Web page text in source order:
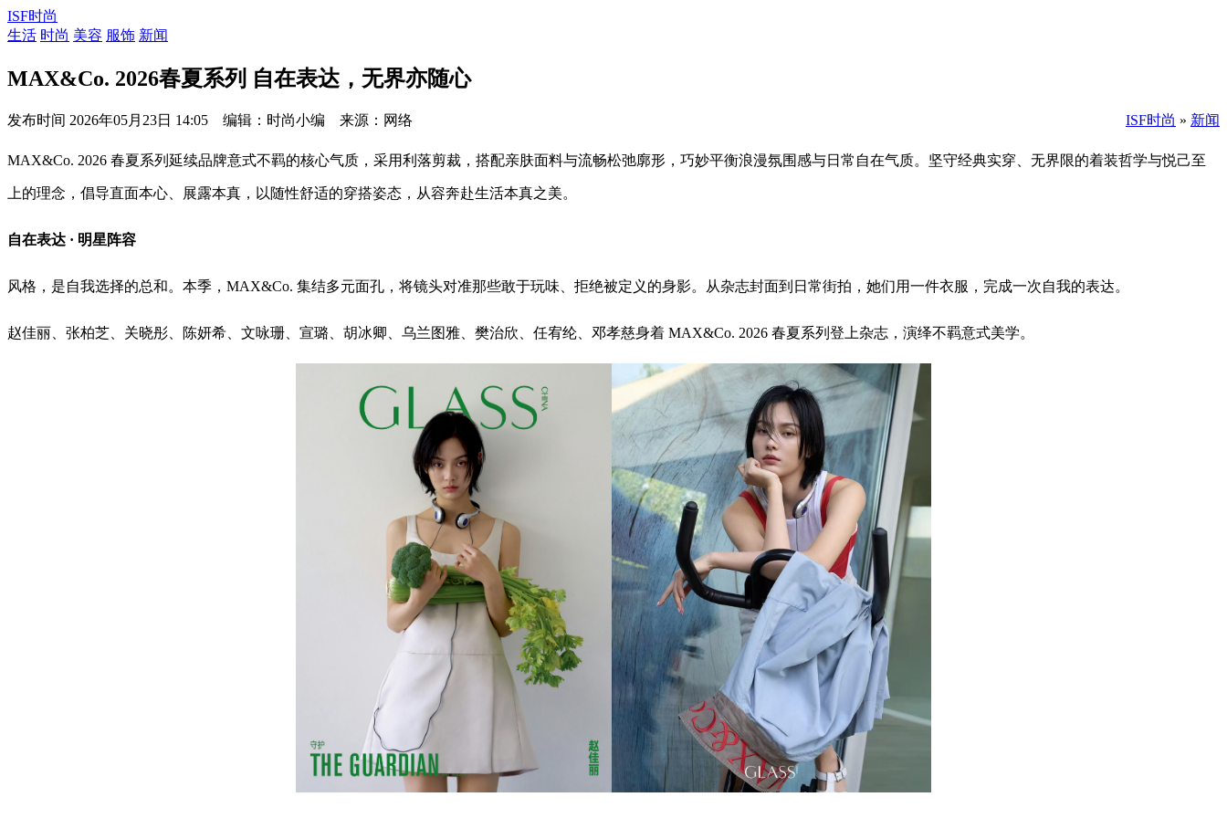
ISF时尚
生活 时尚 美容 服饰 新闻
MAX&Co. 2026春夏系列 自在表达，无界亦随心
发布时间 2026年05月23日 14:05 编辑：时尚小编 来源：网络 ISF时尚 » 新闻
MAX&Co. 2026 春夏系列延续品牌意式不羁的核心气质，采用利落剪裁，搭配亲肤面料与流畅松弛廓形，巧妙平衡浪漫氛围感与日常自在气质。坚守经典实穿、无界限的着装哲学与悦己至
上的理念，倡导直面本心、展露本真，以随性舒适的穿搭姿态，从容奔赴生活本真之美。
自在表达 · 明星阵容
风格，是自我选择的总和。本季，MAX&Co. 集结多元面孔，将镜头对准那些敢于玩味、拒绝被定义的身影。从杂志封面到日常街拍，她们用一件衣服，完成一次自我的表达。
赵佳丽、张柏芝、关晓彤、陈妍希、文咏珊、宣璐、胡冰卿、乌兰图雅、樊治欣、任宥纶、邓孝慈身着 MAX&Co. 2026 春夏系列登上杂志，演绎不羁意式美学。